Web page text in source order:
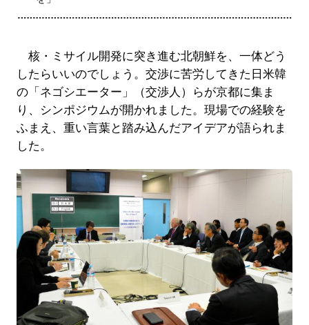
核・ミサイル開発に突き進む北朝鮮を、一体どう
したらいいのでしょう。交渉に苦労してきた日米韓
の「ネゴシエーター」（交渉人）らが京都に集ま
り、シンポジウムが開かれました。現場での経験を
ふまえ、重い言葉と踏み込んだアイデアが語られま
した。